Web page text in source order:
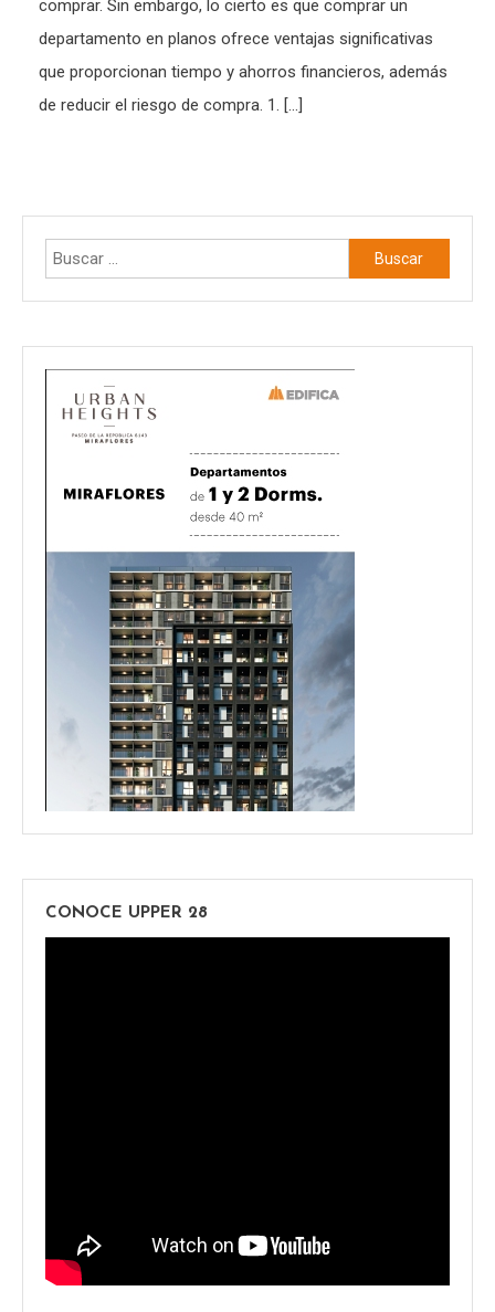
comprar. Sin embargo, lo cierto es que comprar un
departamento en planos ofrece ventajas significativas
que proporcionan tiempo y ahorros financieros, además
de reducir el riesgo de compra. 1. […]
Buscar:
CONOCE UPPER 28